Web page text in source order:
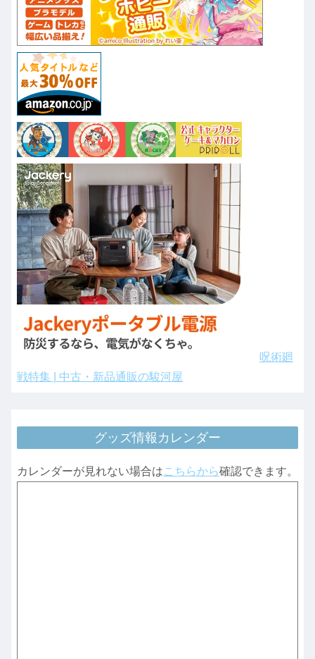
呪術廻
戦特集 | 中古・新品通販の駿河屋
グッズ情報カレンダー
カレンダーが見れない場合はこちらから確認できます。